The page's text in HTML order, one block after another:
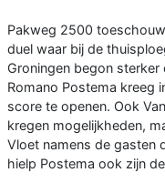
Pakweg 2500
duel waar bij de
Groningen begon sterker
Romano Postema kreeg
score te openen. Ook
kregen mogelijkheden,
Vloet namens de gasten
hielp Postema ook zijn